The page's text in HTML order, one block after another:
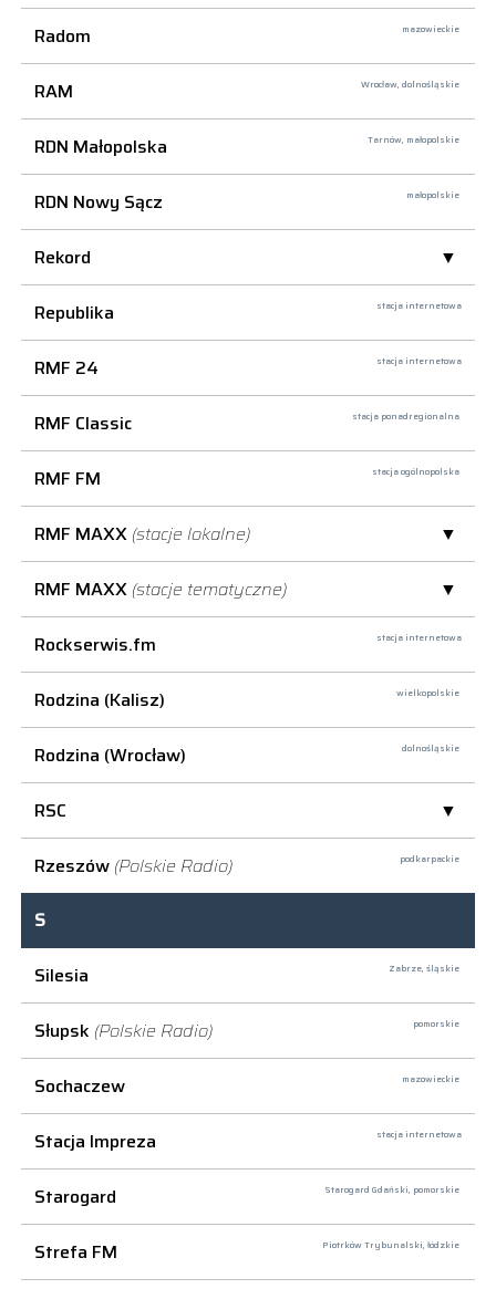
Radom mazowieckie
RAM Wrocław, dolnośląskie
RDN Małopolska Tarnów, małopolskie
RDN Nowy Sącz małopolskie
Rekord
Republika
stacja internetowa
RMF 24 stacja internetowa
RMF Classic stacja ponadregionalna
RMF FM stacja ogólnopolska
RMF MAXX (stacje lokalne)
RMF MAXX (stacje tematyczne)
Rockserwis.fm
stacja internetowa
Rodzina (Kalisz) wielkopolskie
Rodzina (Wrocław) dolnośląskie
RSC
Rzeszów (Polskie Radio) podkarpackie
S
Silesia
Zabrze, śląskie
Słupsk (Polskie Radio) pomorskie
Sochaczew mazowieckie
Stacja Impreza stacja internetowa
Starogard Starogard Gdański, pomorskie
Strefa FM Piotrków Trybunalski, łódzkie